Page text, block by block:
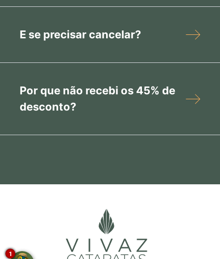
E se precisar cancelar?
Por que não recebi os 45% de
desconto?
1